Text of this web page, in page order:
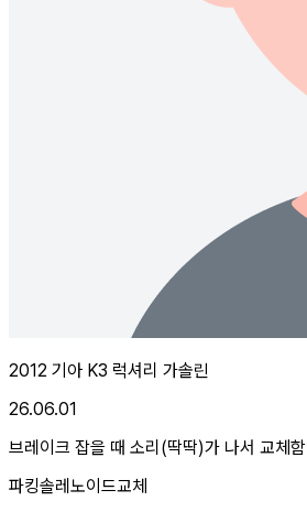
2012 기아 K3 럭셔리 가솔린
26.06.01
브레이크 잡을 때 소리(딱딱)가 나서 교체함
파킹솔레노이드교체